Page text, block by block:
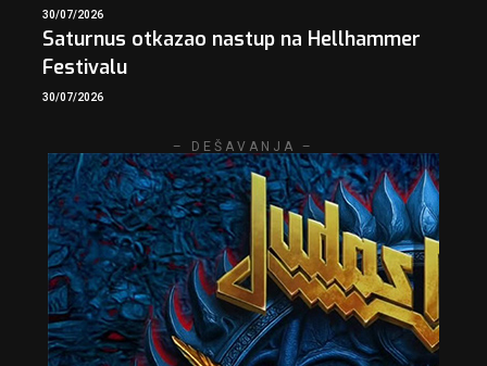
30/07/2026
Saturnus otkazao nastup na Hellhammer
Festivalu
30/07/2026
– DEŠAVANJA –